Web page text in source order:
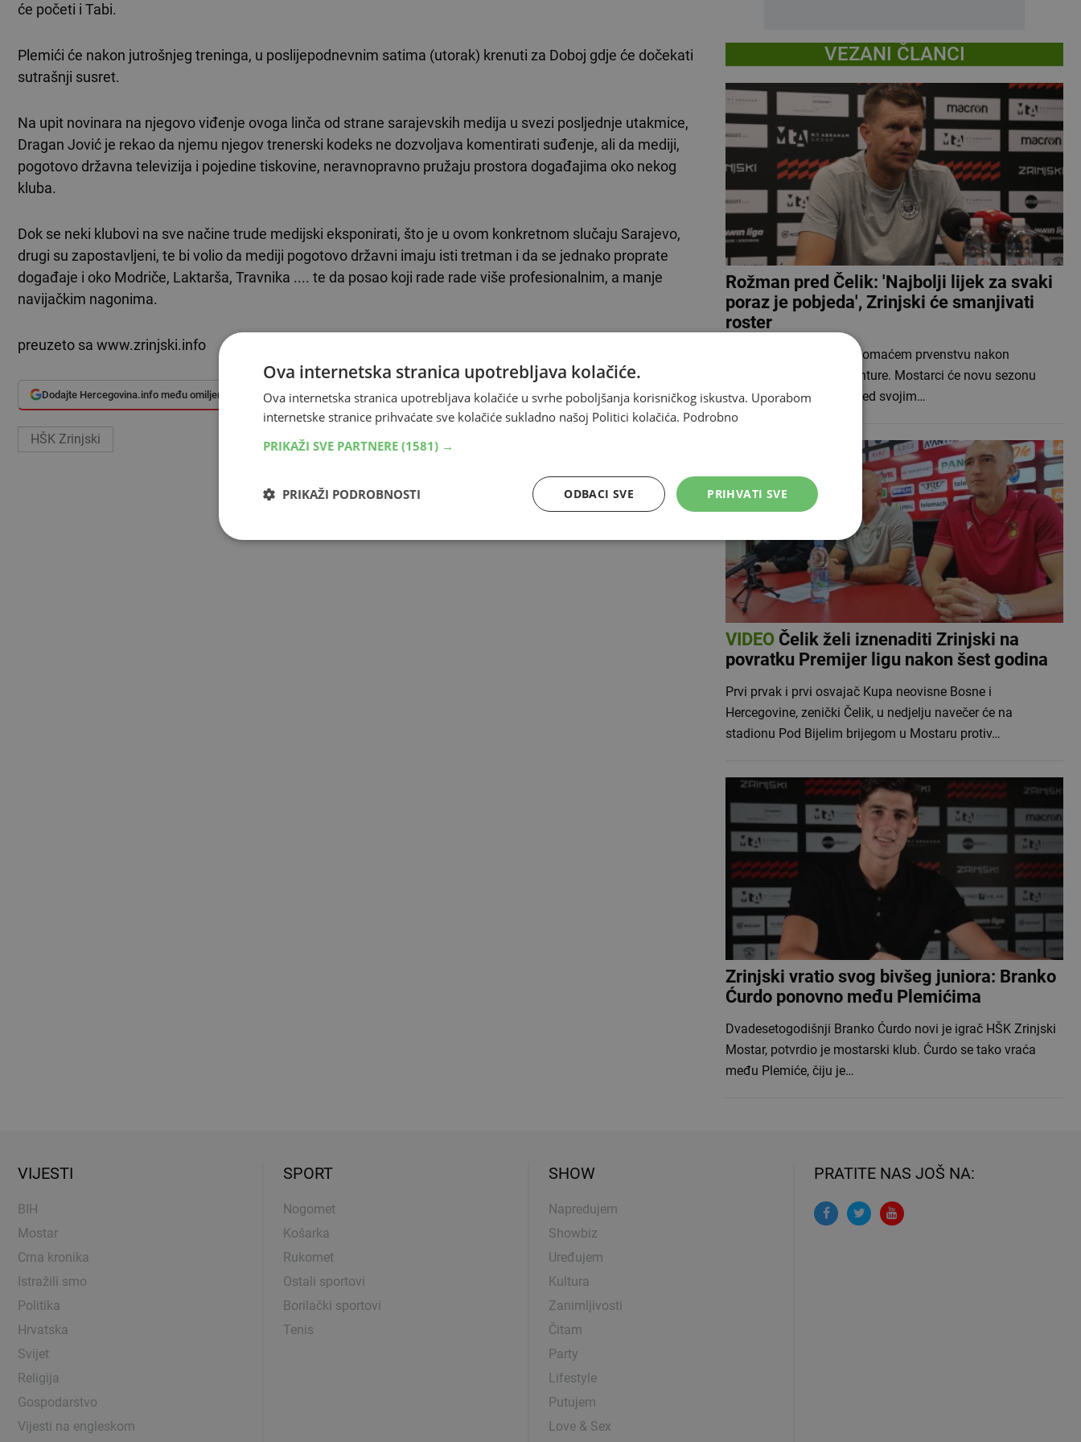
će početi i Tabi.
Plemići će nakon jutrošnjeg treninga, u poslijepodnevnim satima (utorak) krenuti za Doboj gdje će dočekati
sutrašnji susret.
Na upit novinara na njegovo viđenje ovoga linča od strane sarajevskih medija u svezi posljednje utakmice,
Dragan Jović je rekao da njemu njegov trenerski kodeks ne dozvoljava komentirati suđenje, ali da mediji,
pogotovo državna televizija i pojedine tiskovine, neravnopravno pružaju prostora događajima oko nekog
kluba.
Dok se neki klubovi na sve načine trude medijski eksponirati, što je u ovom konkretnom slučaju Sarajevo,
drugi su zapostavljeni, te bi volio da mediji pogotovo državni imaju isti tretman i da se jednako proprate
događaje i oko Modriče, Laktarša, Travnika .... te da posao koji rade rade više profesionalnim, a manje
navijačkim nagonima.
preuzeto sa www.zrinjski.info
Dodajte Hercegovina.info među omiljene izvore
HŠK Zrinjski
VEZANI ČLANCI
Rožman pred Čelik: 'Najbolji lijek za svaki
poraz je pobjeda', Zrinjski će smanjivati
roster
HŠK Zrinjski okreće se domaćem prvenstvu nakon
završetka europske avanture. Mostarci će novu sezonu
WWin lige BiH otvoriti pred svojim…
VIDEOČelik želi iznenaditi Zrinjski na
povratku Premijer ligu nakon šest godina
Prvi prvak i prvi osvajač Kupa neovisne Bosne i
Hercegovine, zenički Čelik, u nedjelju navečer će na
stadionu Pod Bijelim brijegom u Mostaru protiv…
Zrinjski vratio svog bivšeg juniora: Branko
Ćurdo ponovno među Plemićima
Dvadesetogodišnji Branko Ćurdo novi je igrač HŠK Zrinjski
Mostar, potvrdio je mostarski klub. Ćurdo se tako vraća
među Plemiće, čiju je…
VIJESTI
BIH
Mostar
Crna kronika
Istražili smo
Politika
Hrvatska
Svijet
Religija
Gospodarstvo
Vijesti na engleskom
SPORT
Nogomet
Košarka
Rukomet
Ostali sportovi
Borilački sportovi
Tenis
SHOW
Napredujem
Showbiz
Uređujem
Kultura
Zanimljivosti
Čitam
Party
Lifestyle
Putujem
Love & Sex
PRATITE NAS JOŠ NA:
Ova internetska stranica upotrebljava kolačiće.
Ova internetska stranica upotrebljava kolačiće u svrhe poboljšanja korisničkog iskustva. Uporabom
internetske stranice prihvaćate sve kolačiće sukladno našoj Politici kolačića. Podrobno
PRIKAŽI SVE PARTNERE (1581) →
PRIHVATI SVE
ODBACI SVE
PRIKAŽI PODROBNOSTI